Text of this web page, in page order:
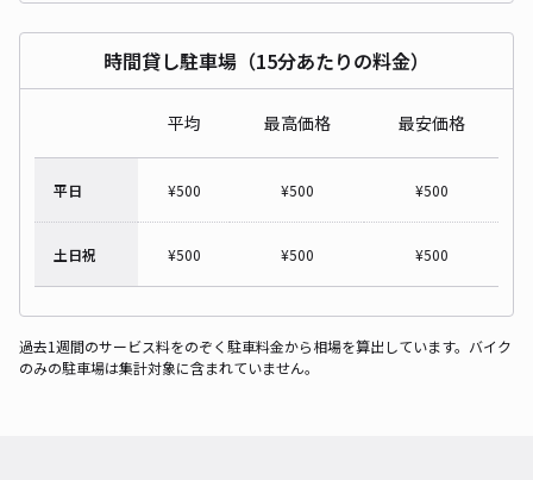
時間貸し駐車場（15分あたりの料金）
平均 最高価格 最安価格
平日 ¥500 ¥500 ¥500
土日祝 ¥500 ¥500 ¥500
過去1週間のサービス料をのぞく駐車料金から相場を算出しています。バイク
のみの駐車場は集計対象に含まれていません。